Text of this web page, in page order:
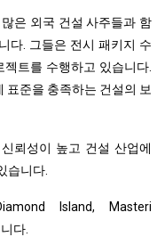
은 외국 건설 사주들과 함
다. 그들은 전시 패키지 수
트를 수행하고 있습니다.
표준을 충족하는 건설의 보
뢰성이 높고 건설 산업에
습니다.
Island, Masteri
다.